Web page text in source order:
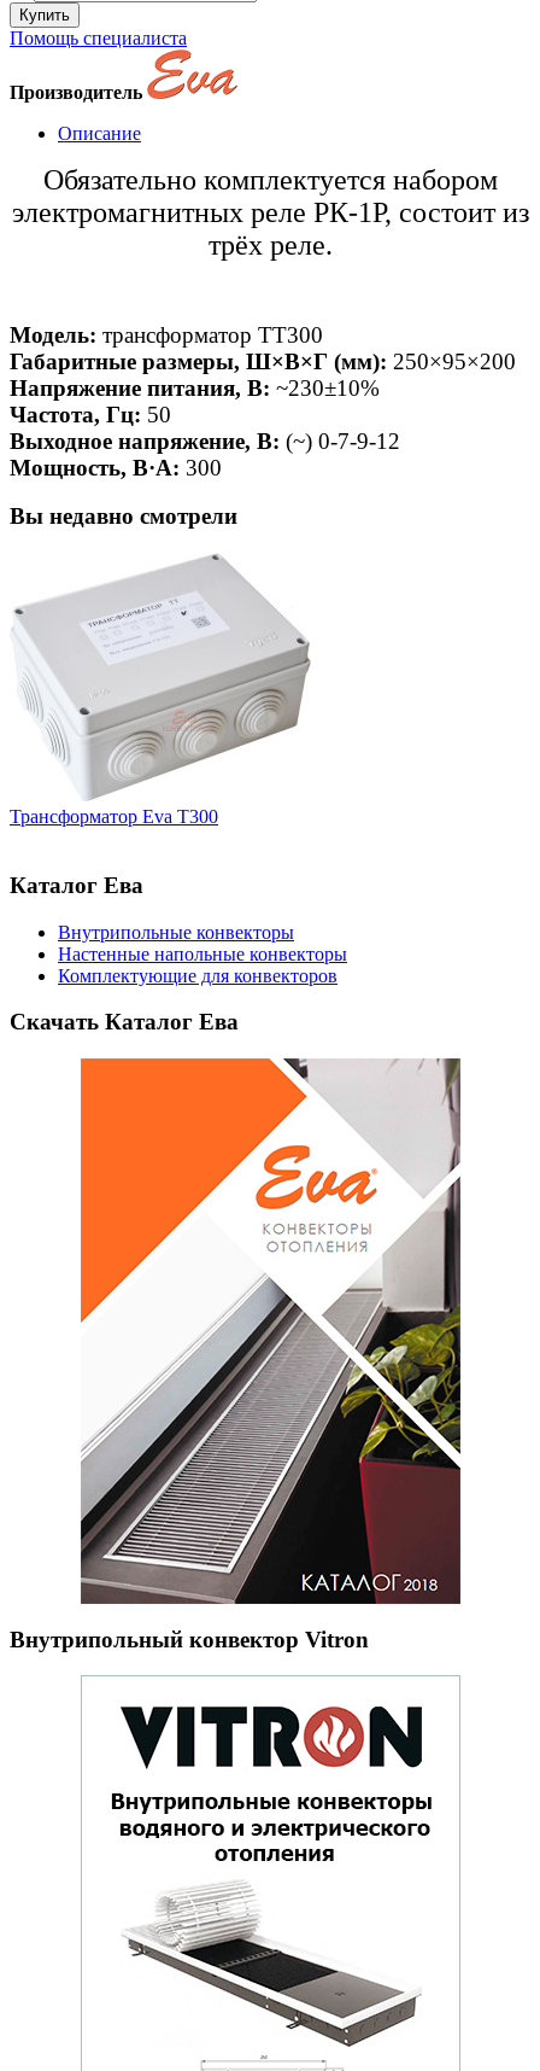
Помощь специалиста
Производитель
Описание
Обязательно комплектуется набором
электромагнитных реле РК-1Р, состоит из
трёх реле.
Модель: трансформатор TT300
Габаритные размеры, Ш×B×Г (мм): 250×95×200
Напряжение питания, В: ~230±10%
Частота, Гц: 50
Выходное напряжение, В: (~) 0-7-9-12
Мощность, В·А: 300
Вы недавно смотрели
Трансформатор Eva T300
Каталог Ева
Внутрипольные конвекторы
Настенные напольные конвекторы
Комплектующие для конвекторов
Скачать Каталог Ева
Внутрипольный конвектор Vitron